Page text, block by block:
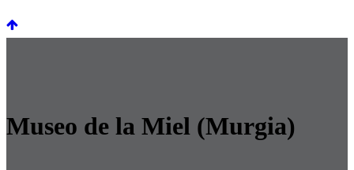
Museo de la Miel (Murgia)